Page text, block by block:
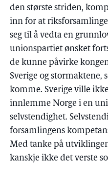
den største striden,
inn for at
seg til å vedta en
unionspartiet ønsket
de kunne påvirke
Sverige og stormaktene,
komme. Sverige ville
innlemme Norge i en
selvstendighet.
forsamlingens
Med tanke på
kanskje ikke det verste